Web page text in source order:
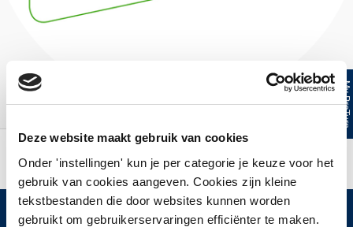
Deze website maakt gebruik van cookies
Onder 'instellingen' kun je per categorie je keuze voor het
gebruik van cookies aangeven. Cookies zijn kleine
tekstbestanden die door websites kunnen worden
gebruikt om gebruikerservaringen efficiënter te maken.
My ProTurn